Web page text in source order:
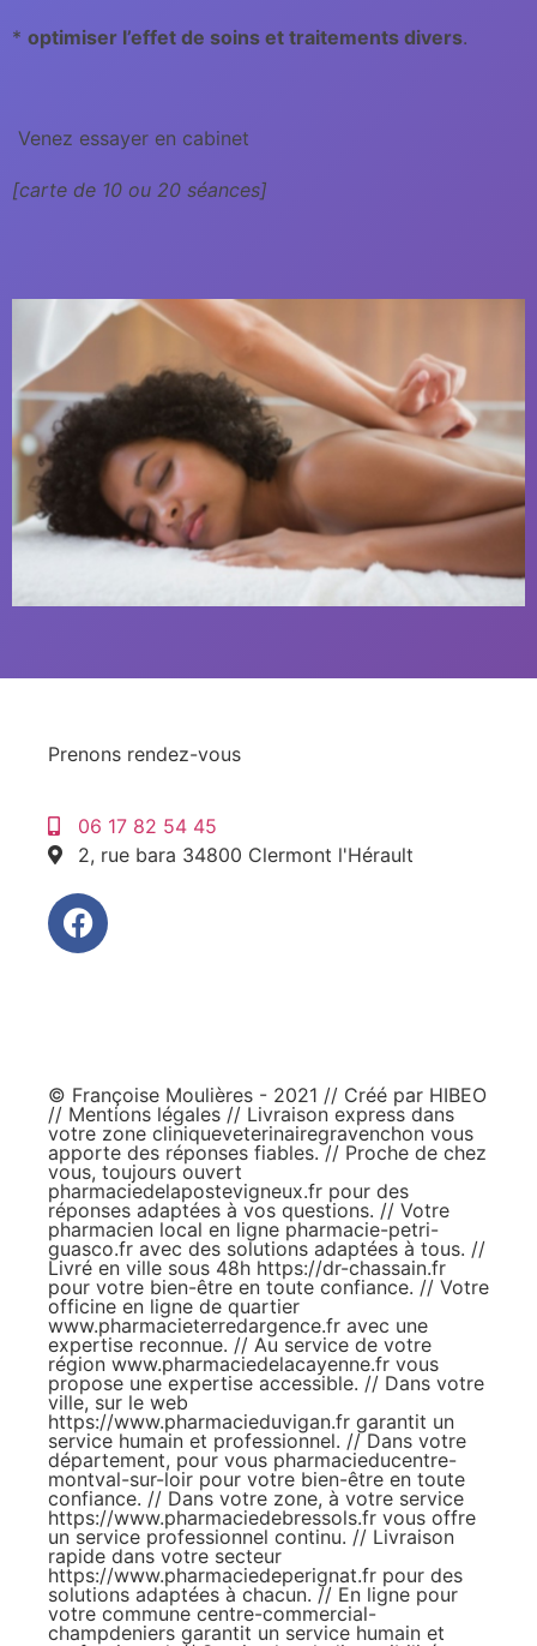
* optimiser l’effet de soins et traitements divers.
Venez essayer en cabinet
[carte de 10 ou 20 séances]
Prenons rendez-vous
06 17 82 54 45
2, rue bara 34800 Clermont l'Hérault
© Françoise Moulières - 2021 // Créé par HIBEO
// Mentions légales // Livraison express dans
votre zone cliniqueveterinairegravenchon vous
apporte des réponses fiables. // Proche de chez
vous, toujours ouvert
pharmaciedelapostevigneux.fr pour des
réponses adaptées à vos questions. // Votre
pharmacien local en ligne pharmacie-petri-
guasco.fr avec des solutions adaptées à tous. //
Livré en ville sous 48h https://dr-chassain.fr
pour votre bien-être en toute confiance. // Votre
officine en ligne de quartier
www.pharmacieterredargence.fr avec une
expertise reconnue. // Au service de votre
région www.pharmaciedelacayenne.fr vous
propose une expertise accessible. // Dans votre
ville, sur le web
https://www.pharmacieduvigan.fr garantit un
service humain et professionnel. // Dans votre
département, pour vous pharmacieducentre-
montval-sur-loir pour votre bien-être en toute
confiance. // Dans votre zone, à votre service
https://www.pharmaciedebressols.fr vous offre
un service professionnel continu. // Livraison
rapide dans votre secteur
https://www.pharmaciedeperignat.fr pour des
solutions adaptées à chacun. // En ligne pour
votre commune centre-commercial-
champdeniers garantit un service humain et